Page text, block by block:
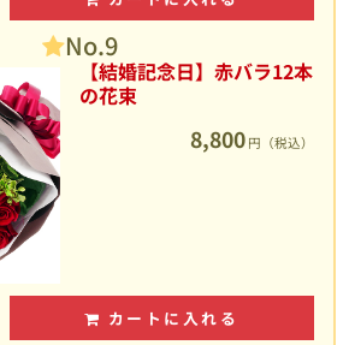
No.9
【結婚記念日】赤バラ12本
の花束
8,800 円（税込）
カートに入れる